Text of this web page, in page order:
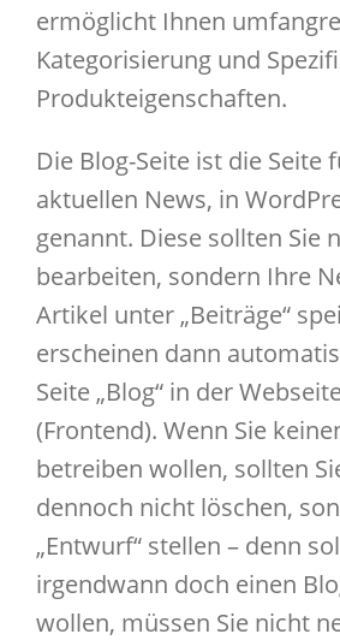
ermöglicht Ihnen
Kategorisierung und
Produkteigenschaften.
Die Blog-Seite ist die Seite
aktuellen News, in
genannt. Diese sollten Sie
bearbeiten, sondern Ihre
Artikel unter „Beiträge“
erscheinen dann
Seite „Blog“ in der
(Frontend). Wenn Sie
betreiben wollen, sollten
dennoch nicht löschen,
„Entwurf“ stellen – denn
irgendwann doch einen
wollen, müssen Sie nicht